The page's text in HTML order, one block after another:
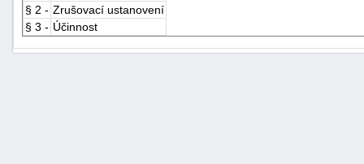
§ 2 - Zrušovací ustanovení
§ 3 - Účinnost
+náhrady